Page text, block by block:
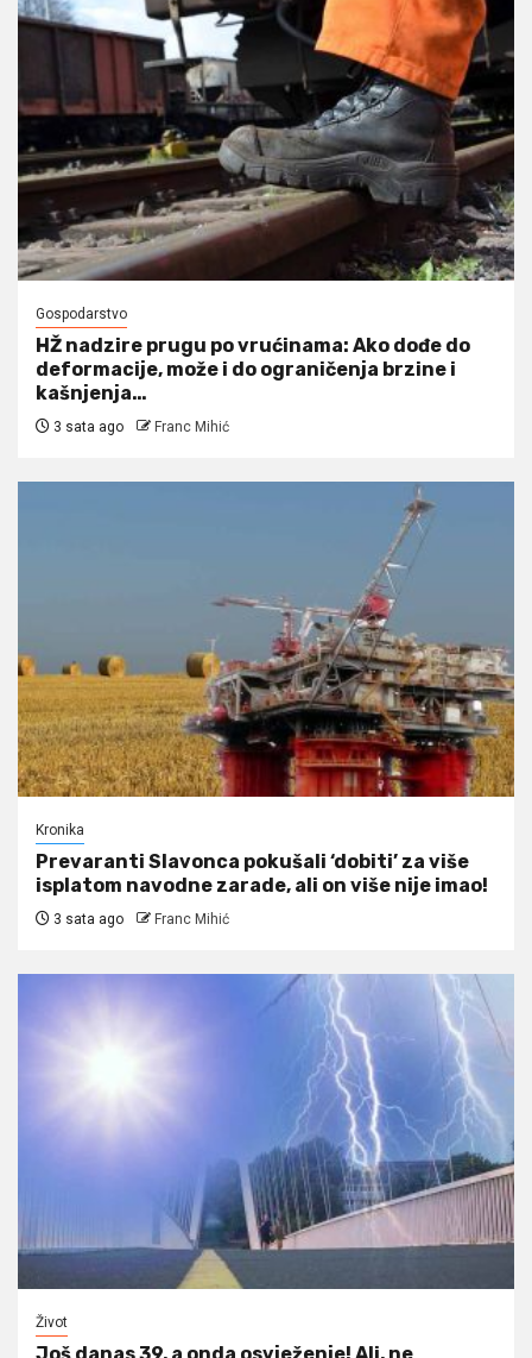
Gospodarstvo
HŽ nadzire prugu po vrućinama: Ako dođe do
deformacije, može i do ograničenja brzine i
kašnjenja…
3 sata ago Franc Mihić
Kronika
Prevaranti Slavonca pokušali ‘dobiti’ za više
isplatom navodne zarade, ali on više nije imao!
3 sata ago Franc Mihić
Život